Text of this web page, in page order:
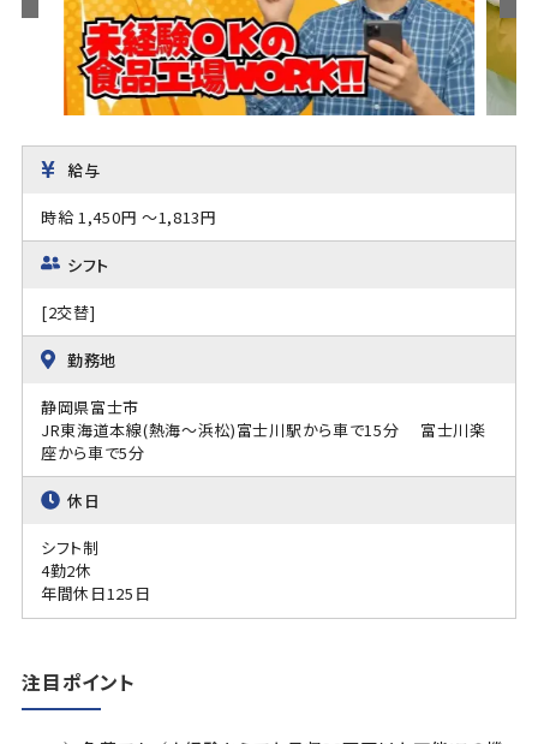
給与
時給 1,450円 ～1,813円
シフト
[2交替]
勤務地
静岡県富士市
JR東海道本線(熱海～浜松)富士川駅から車で15分 富士川楽
座から車で5分
休日
シフト制
4勤2休
年間休日125日
注目ポイント